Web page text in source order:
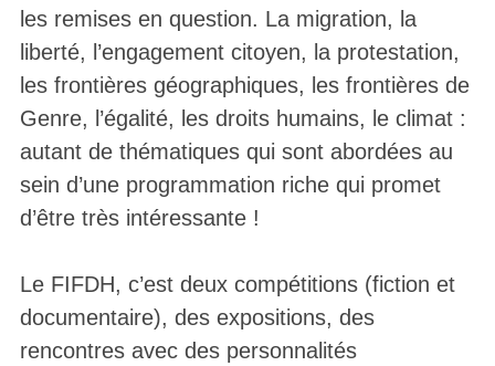
les remises en question. La migration, la
liberté, l’engagement citoyen, la protestation,
les frontières géographiques, les frontières de
Genre, l’égalité, les droits humains, le climat :
autant de thématiques qui sont abordées au
sein d’une programmation riche qui promet
d’être très intéressante !
Le FIFDH, c’est deux compétitions (fiction et
documentaire), des expositions, des
rencontres avec des personnalités